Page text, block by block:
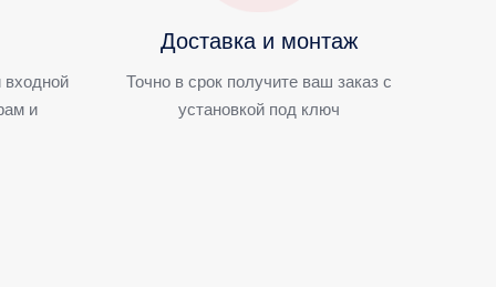
входной
и
Доставка и монтаж
Точно в срок получите ваш заказ с
установкой под ключ